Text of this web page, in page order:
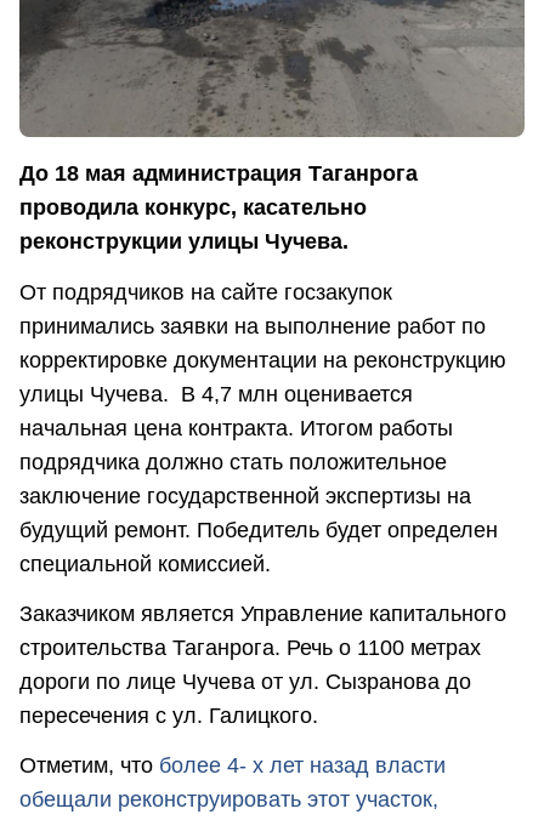
До 18 мая администрация Таганрога
проводила конкурс, касательно
реконструкции улицы Чучева.
От подрядчиков на сайте госзакупок
принимались заявки на выполнение работ по
корректировке документации на реконструкцию
улицы Чучева. В 4,7 млн оценивается
начальная цена контракта. Итогом работы
подрядчика должно стать положительное
заключение государственной экспертизы на
будущий ремонт. Победитель будет определен
специальной комиссией.
Заказчиком является Управление капитального
строительства Таганрога. Речь о 1100 метрах
дороги по лице Чучева от ул. Сызранова до
пересечения с ул. Галицкого.
Отметим, что более 4- х лет назад власти
обещали реконструировать этот участок,